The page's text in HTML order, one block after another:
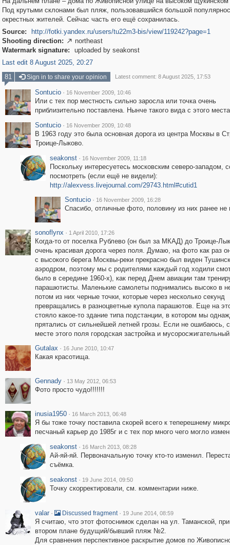
Под крутыми склонами был пляж, пользовавшийся большой
окрестных жителей. Сейчас часть его ещё сохранилась.
Source:
http://fotki.yandex.ru/users/tu22m3-bis/view/119242?page=1
Shooting direction:  northeast
Watermark signature:
uploaded by seakonst
Last edit 8 August 2025, 20:27
81
Sign in to share your opinion Latest comment: 8 August 2025, 17:53
Sontucio · 16 November 2009, 10:46
Или с тех пор местность сильно заросла или точка очень
приблизительно поставлена. Нынче такого вида с этого
Sontucio · 16 November 2009, 10:48
В 1963 году это была основная дорога из центра Москвы в
Троице-Лыково.
seakonst · 16 November 2009, 11:18
Поскольку интересуетесь московским северо-западом,
посмотреть (если ещё не видели):
http://alexvess.livejournal.com/29743.html#cutid1
Sontucio · 16 November 2009, 16:28
Спасибо, отличные фото, половину из них ранее не
sonoflynx · 1 April 2010, 17:26
Когда-то от поселка Рублево (он был за МКАД) до Троице-
очень красивая дорога через поля. Думаю, на фото как раз
с высокого берега Москвы-реки прекрасно был виден
аэродром, поэтому мы с родителями каждый год ходили
было в середине 1960-х), как перед Днем авиации там
парашютисты. Маленькие самолеты поднимались высоко в
потом из них черные точки, которые через несколько секунд
превращались в разноцветные купола парашютов. Еще на
стояло какое-то здание типа подстанции, в котором мы
прятались от сильнейшей летней грозы. Если не ошибаюсь,
месте этого поля городская застройка и
Gutalax · 16 June 2010, 10:47
Какая красотища.
Gennady · 13 May 2012, 06:53
Фото просто чудо!!!!!!!
inusia1950 · 16 March 2013, 06:48
Я бы тоже точку поставила скорей всего к теперешнему
песчаный карьер до 1985г и с тех пор много чего могло
seakonst · 16 March 2013, 08:28
Ай-яй-яй. Первоначальную точку кто-то изменил.
съёмка.
seakonst · 19 June 2014, 09:50
Точку скорректировали, см. комментарии ниже.
valar · Discussed fragment · 19 June 2014, 08:59
Я считаю, что этот фотоснимок сделан на ул. Таманской,
втором плане будущий/бывший пляж №2.
Для сравнения перспективное раскрытие домов по